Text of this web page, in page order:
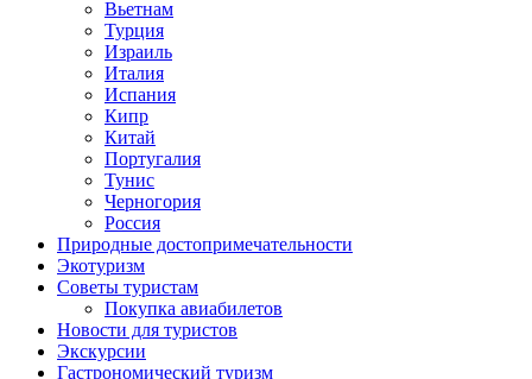
Вьетнам
Турция
Израиль
Италия
Испания
Кипр
Китай
Португалия
Тунис
Черногория
Россия
Природные достопримечательности
Экотуризм
Советы туристам
Покупка авиабилетов
Новости для туристов
Экскурсии
Гастрономический туризм